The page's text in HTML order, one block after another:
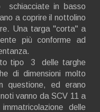
schiacciate in basso
a coprire il nottolino
Una targa "corta" a
più conforme ad
tipo 3 delle targhe
di dimensioni molto
questione, ed erano
vanno da SCV 11 a
delle